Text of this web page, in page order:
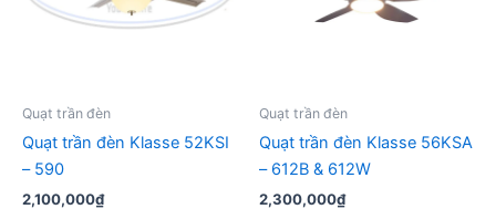
Quạt trần đèn
Quạt trần đèn Klasse 52KSI
– 590
2,100,000₫
Quạt trần đèn
Quạt trần đèn Klasse 56KSA
– 612B & 612W
2,300,000₫